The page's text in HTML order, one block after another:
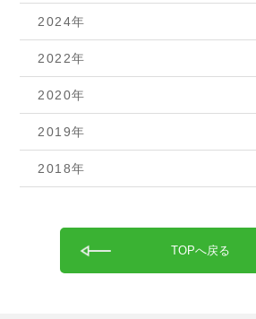
2024年
2022年
2020年
2019年
2018年
TOPへ戻る